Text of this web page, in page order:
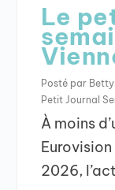
Le
Posté par Betty
Petit Journal
À moins
2026,